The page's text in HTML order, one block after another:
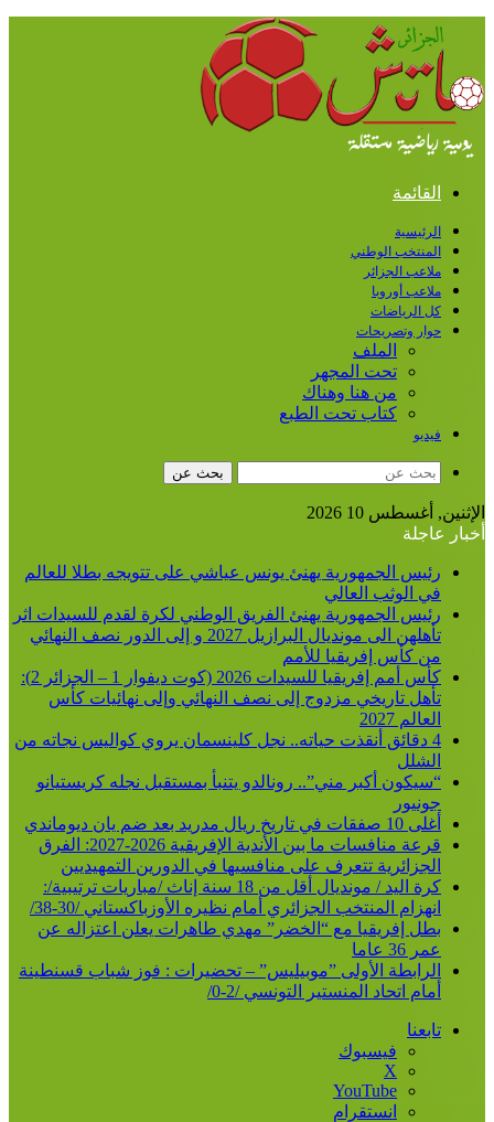
القائمة
الرئيسية
المنتخب الوطني
ملاعب الجزائر
ملاعب أوروبا
كل الرياضات
حوار وتصريحات
الملف
تحت المجهر
من هنا وهناك
كتاب تحت الطبع
فيديو
بحث عن
الإثنين, أغسطس 10 2026
أخبار عاجلة
رئيس الجمهورية يهنئ يونس عياشي على تتويجه بطلا للعالم
في الوثب العالي
رئيس الجمهورية يهنئ الفريق الوطني لكرة لقدم للسيدات اثر
تأهلهن الى مونديال البرازيل 2027 و إلى الدور نصف النهائي
من كأس إفريقيا للأمم
كأس أمم إفريقيا للسيدات 2026 (كوت ديفوار 1 – الجزائر 2):
تأهل تاريخي مزدوج إلى نصف النهائي وإلى نهائيات كأس
العالم 2027
4 دقائق أنقذت حياته.. نجل كلينسمان يروي كواليس نجاته من
الشلل
“سيكون أكبر مني”.. رونالدو يتنبأ بمستقبل نجله كريستيانو
جونيور
أغلى 10 صفقات في تاريخ ريال مدريد بعد ضم يان ديوماندي
قرعة منافسات ما بين الأندية الإفريقية 2026-2027: الفرق
الجزائرية تتعرف على منافسيها في الدورين التمهيديين
كرة اليد / مونديال أقل من 18 سنة إناث /مباريات ترتيبية/:
انهزام المنتخب الجزائري أمام نظيره الأوزباكستاني /30-38/
بطل إفريقيا مع “الخضر” مهدي طاهرات يعلن اعتزاله عن
عمر 36 عاما
الرابطة الأولى ”موبيليس” – تحضيرات : فوز شباب قسنطينة
أمام اتحاد المنستير التونسي /2-0/
تابعنا
فيسبوك
‫X
‫YouTube
انستقرام